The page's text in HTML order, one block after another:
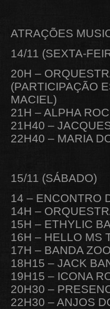
ATRAÇÕES
14/11 (SEXTA-
20H –
(PARTICIPAÇÃO
MACIEL)
21H – ALPHA
21H40 –
22H40 – MARIA
15/11 (SÁBADO)
14 – ENCONTRO
14H –
15H – ETHYLIC
16H – HELLO MS
17H – BANDA
18H15 – JACK
19H15 – ICONA
20H30 –
22H30 – ANJOS